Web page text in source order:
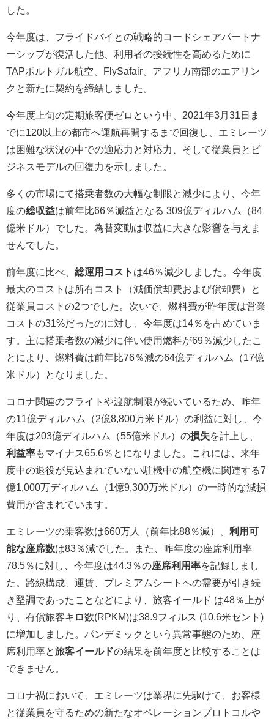
した。
今年度は、フライドバイとの戦略的コードシェアパートナ
ーシップが復活した他、利用者の接続性を高めるために
TAPポルトガル航空、FlySafair、アフリカ南部のエアリン
クと新たに契約を締結しました。
今年度上旬の定期旅客便ゼロという中、2021年3月31日ま
でに120以上の都市へ運航再開するまで回復し、エミレーツ
は困難な状況の中での適応力と対応力、そして従業員とビ
ジネスモデルの回復力を示しました。
多くの市場にて搭乗者数の大幅な制限と減少により、今年
度の総収益は前年比66％減益となる 309億ディルハム（84
億米ドル）でした。為替変動は収益に大きな影響を与えま
せんでした。
前年度に比べ、 総運用コスト は46％減少しました。今年度
最大のコストは所有コスト（減価償却費および償却費）と
従業員コストの2つでした。次いで、燃料費が昨年度は営業
コストの31%だったのに対し、今年度は14％を占めていま
す。主に搭乗者数の減少に伴い使用燃料が69％減少したこ
とにより、燃料費は前年比76％減の64億ディルハム（17億
米ドル）となりました。
コロナ関連のフライトや渡航制限が続いているため、昨年
の11億ディルハム（2億8,800万米ドル）の利益に対し、今
年度は203億ディルハム（55億米ドル）の損失を計上し、
利益率もマイナス65.6％とになりました。これには、来年
度中の退役が見込まれていない駐機中の航空機に関連する7
億1,000万ディルハム（1億9,300万米ドル）の一時的な減損
費用が含まれています。
エミレーツの乗客数は660万人（前年比88％減）、 利用可
能な座席数は83％減でした。また、昨年度の座席利用率
78.5％に対し、今年度は44.3％の座席利用率を記録しまし
た。路線構成、運賃、プレミアムシートへの需要が引き続
き堅調であったことなどにより、旅客イールド は48％上が
り、有償旅客キロ数(RPKM)は38.9フィルス (10.6米セント)
に増加しました。パンデミックという異常事態のため、座
席利用率と旅客イールドの結果を前年度と比較することは
できません。
コロナ禍において、エミレーツは業界に先駆けて、お客様
と従業員を守るための新たなオペレーションプロトコルや